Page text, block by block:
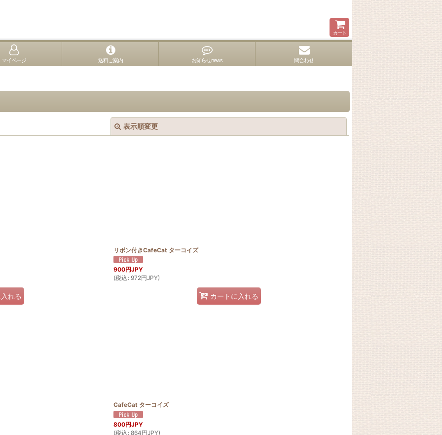
カート
マイページ 送料ご案内 お知らせnews 問合わせ
表示順変更
れる
リボン付きCafeCat ターコイズ
900円JPY
(税込 : 972円JPY)
カートに入れる
CafeCat ターコイズ
800円JPY
(税込 : 864円JPY)